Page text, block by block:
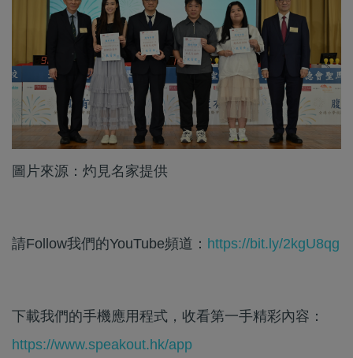
圖片來源：灼見名家提供
請Follow我們的YouTube頻道： https://bit.ly/2kgU8qg
下載我們的手機應用程式，收看第一手精彩內容：
https://www.speakout.hk/app